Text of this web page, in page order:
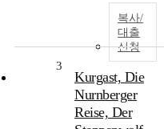
복사/
대출
신청
3
Kurgast, Die
Nurnberger
Reise, Der